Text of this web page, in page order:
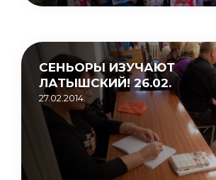
СЕНЬОРЫ ИЗУЧАЮТ
ЛАТЫШСКИЙ! 26.02.
27.02.2014.